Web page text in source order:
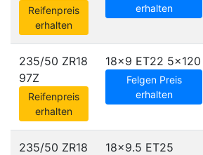
Reifenpreis
erhalten
erhalten
235/50 ZR18
97Z
Reifenpreis
erhalten
18x9 ET22 5x120
Felgen Preis
erhalten
235/50 ZR18
18x9.5 ET25